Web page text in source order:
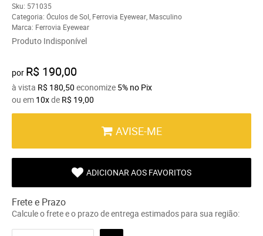
Sku: 571035
Categoria: Óculos de Sol Ferrovia Eyewear Masculino
Marca: Ferrovia Eyewear
Produto Indisponível
por R$ 190,00
à vista R$ 180,50 economize 5% no Pix
ou em 10xde R$ 19,00
AVISE-ME
ADICIONAR AOS FAVORITOS
Frete e Prazo
Calcule o frete e o prazo de entrega estimados para sua região: